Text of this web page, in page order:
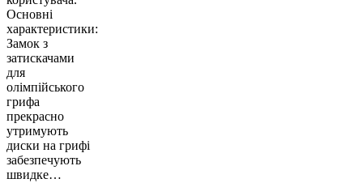
Основні
характеристики:
Замок з
затискачами
для
олімпійського
грифа
прекрасно
утримують
диски на грифі
забезпечують
швидке…